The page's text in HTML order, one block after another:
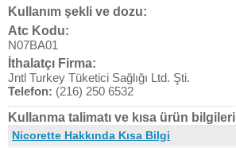
Kullanım şekli ve dozu:
Atc Kodu:
N07BA01
İthalatçı Firma:
Jntl Turkey Tüketici Sağlığı Ltd. Şti.
Telefon: (216) 250 6532
Kullanma talimatı ve kısa ürün bilgileri
Nicorette Hakkında Kısa Bilgi